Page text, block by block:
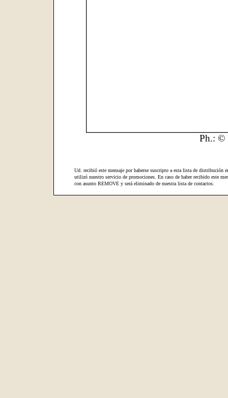
Ph.: ©
Ud. recibió este mensaje por haberse suscripto a esta lista de distribución
utilizó nuestro servicio de promociones. En caso de haber recibido este
con asunto REMOVE y será eliminado de nuestra lista de contactos.